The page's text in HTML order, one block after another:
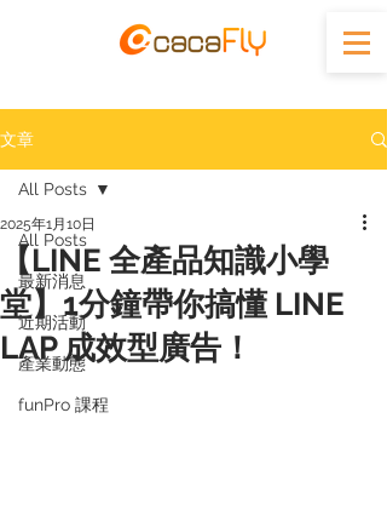
文章
All Posts
最新消息
近期活動
產業動態
funPro 課程
All Posts
【LINE 全產品知識小學
堂】1分鐘帶你搞懂 LINE
LAP 成效型廣告！
2025年1月10日